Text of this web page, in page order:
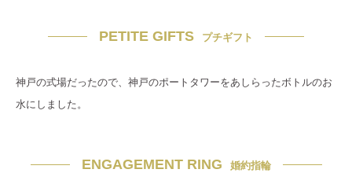
PETITE GIFTS プチギフト
神戸の式場だったので、神戸のポートタワーをあしらったボトルのお
水にしました。
ENGAGEMENT RING 婚約指輪